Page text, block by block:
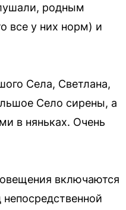
родным
все у них норм) и
Села, Светлана,
Село сирены, а
в няньках. Очень
включаются